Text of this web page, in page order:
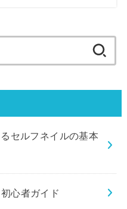
セルフネイルの基本
心者ガイド